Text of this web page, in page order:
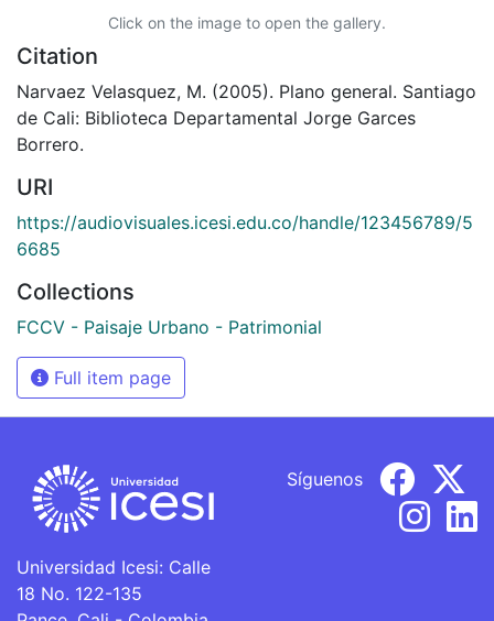
Click on the image to open the gallery.
Citation
Narvaez Velasquez, M. (2005). Plano general. Santiago
de Cali: Biblioteca Departamental Jorge Garces
Borrero.
URI
https://audiovisuales.icesi.edu.co/handle/123456789/5
6685
Collections
FCCV - Paisaje Urbano - Patrimonial
Full item page
Universidad Icesi: Calle
18 No. 122-135
Síguenos